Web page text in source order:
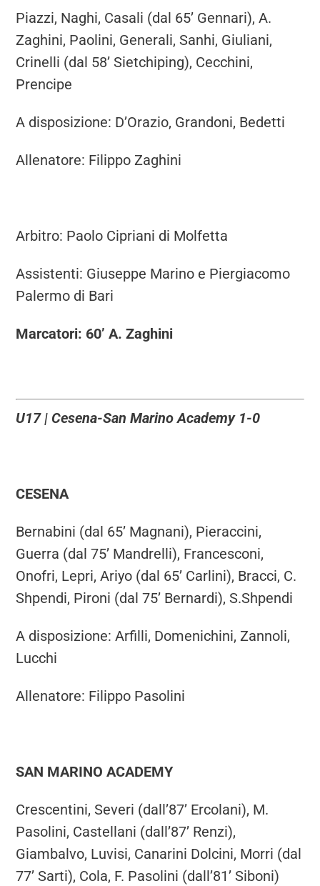
Piazzi, Naghi, Casali (dal 65’ Gennari), A.
Zaghini, Paolini, Generali, Sanhi, Giuliani,
Crinelli (dal 58’ Sietchiping), Cecchini,
Prencipe
A disposizione: D’Orazio, Grandoni, Bedetti
Allenatore: Filippo Zaghini
Arbitro: Paolo Cipriani di Molfetta
Assistenti: Giuseppe Marino e Piergiacomo
Palermo di Bari
Marcatori: 60’ A. Zaghini
U17 | Cesena-San Marino Academy 1-0
CESENA
Bernabini (dal 65’ Magnani), Pieraccini,
Guerra (dal 75’ Mandrelli), Francesconi,
Onofri, Lepri, Ariyo (dal 65’ Carlini), Bracci, C.
Shpendi, Pironi (dal 75’ Bernardi), S.Shpendi
A disposizione: Arfilli, Domenichini, Zannoli,
Lucchi
Allenatore: Filippo Pasolini
SAN MARINO ACADEMY
Crescentini, Severi (dall’87’ Ercolani), M.
Pasolini, Castellani (dall’87’ Renzi),
Giambalvo, Luvisi, Canarini Dolcini, Morri (dal
77’ Sarti), Cola, F. Pasolini (dall’81’ Siboni)